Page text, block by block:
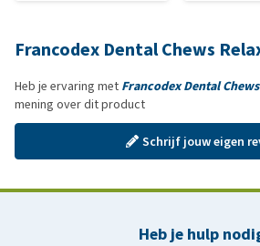
Francodex Dental Chews
Heb je ervaring met Francodex Dental
mening over dit product
Schrijf jouw eigen
Heb je hulp